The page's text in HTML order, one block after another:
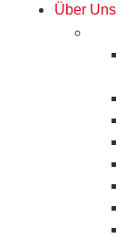
Über Uns